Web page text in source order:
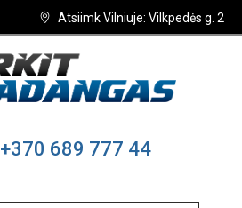
Atsiimk Vilniuje: Vilkpedės g. 2
+370 689 777 44